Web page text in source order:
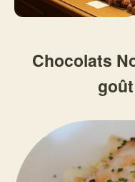
Chocolats